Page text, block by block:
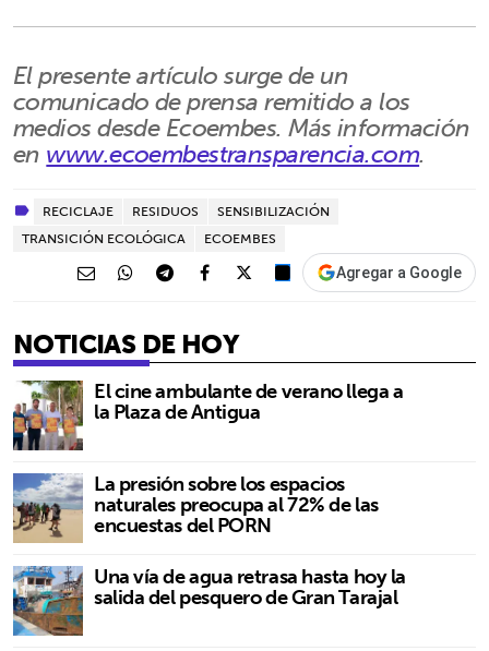
El presente artículo surge de un
comunicado de prensa remitido a los
medios desde Ecoembes. Más información
enwww.ecoembestransparencia.com.
RECICLAJE RESIDUOS
SENSIBILIZACIÓN
TRANSICIÓN ECOLÓGICA
ECOEMBES
Agregar a Google
NOTICIAS DE HOY
El cine ambulante de verano llega a
la Plaza de Antigua
La presión sobre los espacios
naturales preocupa al 72% de las
encuestas del PORN
Una vía de agua retrasa hasta hoy la
salida del pesquero de Gran Tarajal